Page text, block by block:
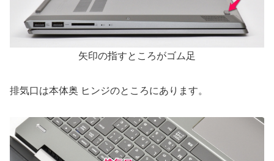
矢印の指すところがゴム足
排気口は本体奥 ヒンジのところにあります。